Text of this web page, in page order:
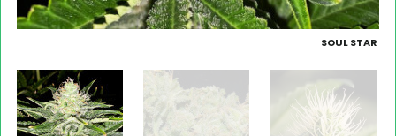
SOUL STAR